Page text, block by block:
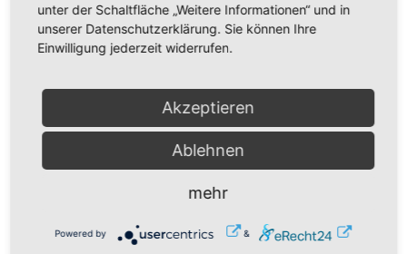
https://www.nicolai-aue.de
Zielgruppe
Veranstalter
Gerichtsstr. 3
08280 Aue-Bad Schlema
unter der Schaltfläche „Weitere Informationen“ und in
unserer Datenschutzerklärung. Sie können Ihre
Einwilligung jederzeit widerrufen.
Akzeptieren
Ablehnen
mehr
Powered by &